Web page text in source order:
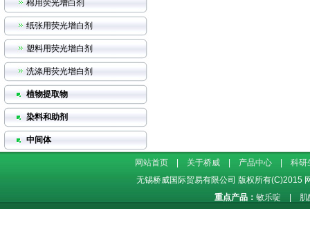
棉用荧光增白剂
纸张用荧光增白剂
塑料用荧光增白剂
洗涤用荧光增白剂
植物提取物
染料和助剂
中间体
网站首页 关于桥威 产品中心
科研
无锡桥威国际贸易有限公司 版权所有(C)2015
重点产品： 敏乐啶 肌